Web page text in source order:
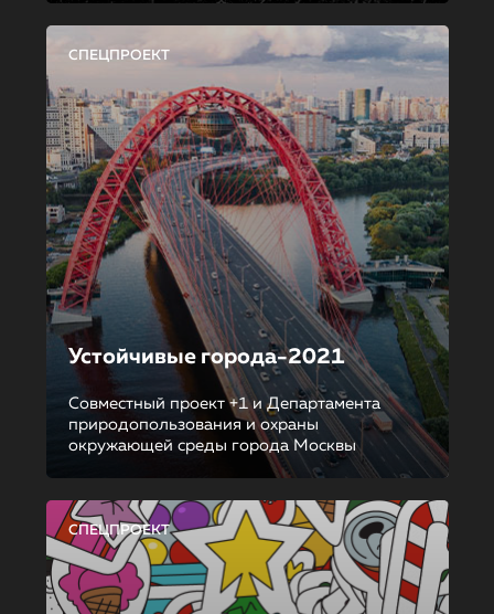
СПЕЦПРОЕКТ
Устойчивые города-2021
Совместный проект +1 и Департамента
природопользования и охраны
окружающей среды города Москвы
СПЕЦПРОЕКТ